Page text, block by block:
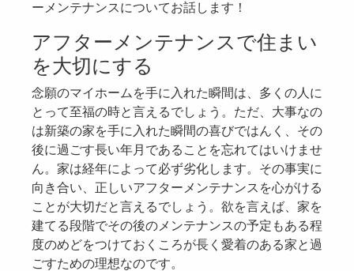
ーメンテナンスについてお話します！
アフターメンテナンスで住まい
を大切にする
念願のマイホームを手に入れた瞬間は、多くの人に
とって至福の時と言えるでしょう。ただ、大事なの
は新築の家を手に入れた瞬間の喜びではんく、その
後に過ごす長い年月であることを忘れてはいけませ
ん。家は経年によって必ず劣化します。その事実に
向き合い、正しいアフターメンテナンスを心がける
ことが大切だと言えるでしょう。欲を言えば、家を
建てる段階でその後のメンテナンスの予定もある程
度のめどをつけておくころが長く愛着のある家と過
ごすための理想なのです。